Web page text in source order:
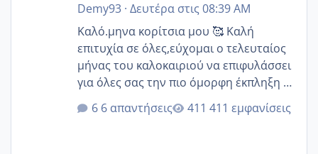
Demy93· Δευτέρα στις 08:39 AM
Καλό.μηνα κορίτσια μου 🥰 Καλή
επιτυχία σε όλες,εύχομαι ο τελευταίος
μήνας του καλοκαιριού να επιφυλάσσει
για όλες σας την πιο όμορφη έκπληξη 🧿
@Elk @Melikara86 @Παρασκευαιδου
@Zenia z @melitiniღ @Christi.D.
6 απαντήσεις 411 εμφανίσεις